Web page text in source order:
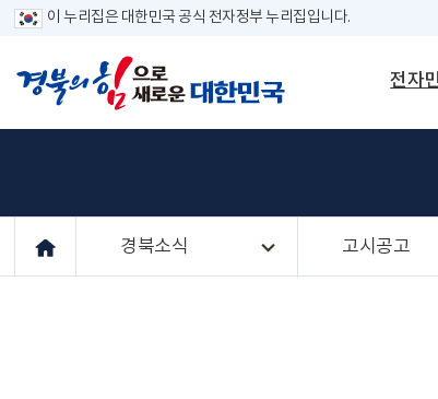
이 누리집은 대한민국 공식 전자정부 누리집입니다.
전자
경북소식 고시공고